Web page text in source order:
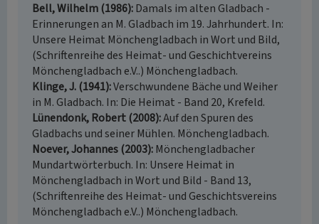
Bell, Wilhelm (1986) Damals im alten Gladbach -
Erinnerungen an M. Gladbach im 19. Jahrhundert. In:
Unsere Heimat Mönchengladbach in Wort und Bild,
(Schriftenreihe des Heimat- und Geschichtvereins
Mönchengladbach e.V..) Mönchengladbach.
Klinge, J. (1941) Verschwundene Bäche und Weiher
in M. Gladbach. In: Die Heimat - Band 20, Krefeld.
Lünendonk, Robert (2008) Auf den Spuren des
Gladbachs und seiner Mühlen. Mönchengladbach.
Noever, Johannes (2003) Mönchengladbacher
Mundartwörterbuch. In: Unsere Heimat in
Mönchengladbach in Wort und Bild - Band 13,
(Schriftenreihe des Heimat- und Geschichtsvereins
Mönchengladbach e.V..) Mönchengladbach.